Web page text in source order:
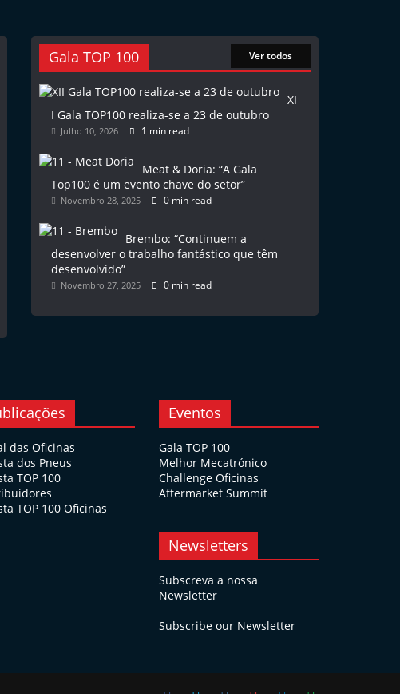
Gala TOP 100 Ver todos
XI
I Gala TOP100 realiza-se a 23 de outubro
Julho 10, 2026 1 min read
Meat & Doria: “A Gala
Top100 é um evento chave do setor”
Novembro 28, 2025 0 min read
Brembo: “Continuem a
desenvolver o trabalho fantástico que têm
desenvolvido”
Novembro 27, 2025 0 min read
das Oficinas
dos Pneus
TOP 100
TOP 100 Oficinas
Eventos
Gala TOP 100
Melhor Mecatrónico
Challenge Oficinas
Aftermarket Summit
Newsletters
Subscreva a nossa
Newsletter
Subscribe our Newsletter